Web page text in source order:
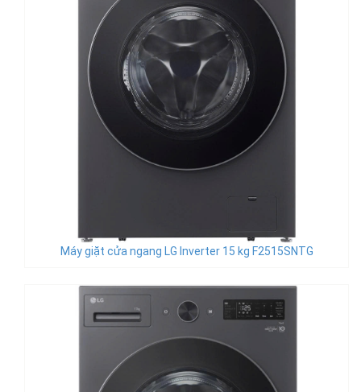
Máy giặt cửa ngang LG Inverter 15 kg F2515SNTG